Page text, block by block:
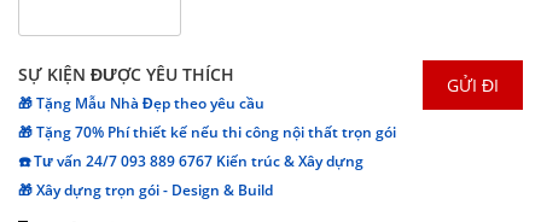
SỰ KIỆN ĐƯỢC YÊU THÍCH
🎁 Tặng Mẫu Nhà Đẹp theo yêu cầu
🎁 Tặng 70% Phí thiết kế nếu thi công nội thất trọn gói
☎️ Tư vấn 24/7 093 889 6767 Kiến trúc & Xây dựng
🎁 Xây dựng trọn gói - Design & Build